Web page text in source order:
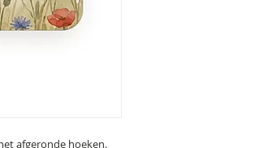
afgeronde hoeken.